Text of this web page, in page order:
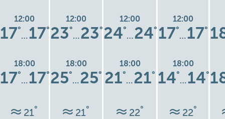
12:00
17°
…17°
18:00
17°
…17°
21°
12:00
23°
…23°
18:00
25°
…25°
21°
12:00
24°
…24°
18:00
21°
…21°
22°
12:00
17°
…17°
18:00
14°
…14°
22°